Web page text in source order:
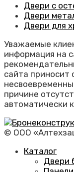
Двери с
Двери
Двери для
Уважаемые
информация на
сайта приносит
причине
автоматически
© ООО
Каталог
Двери